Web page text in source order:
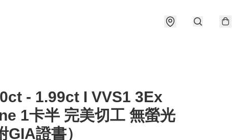
- 1.99ct I VVS1 3Ex
1卡半 完美切工 無螢光
GIA證書）